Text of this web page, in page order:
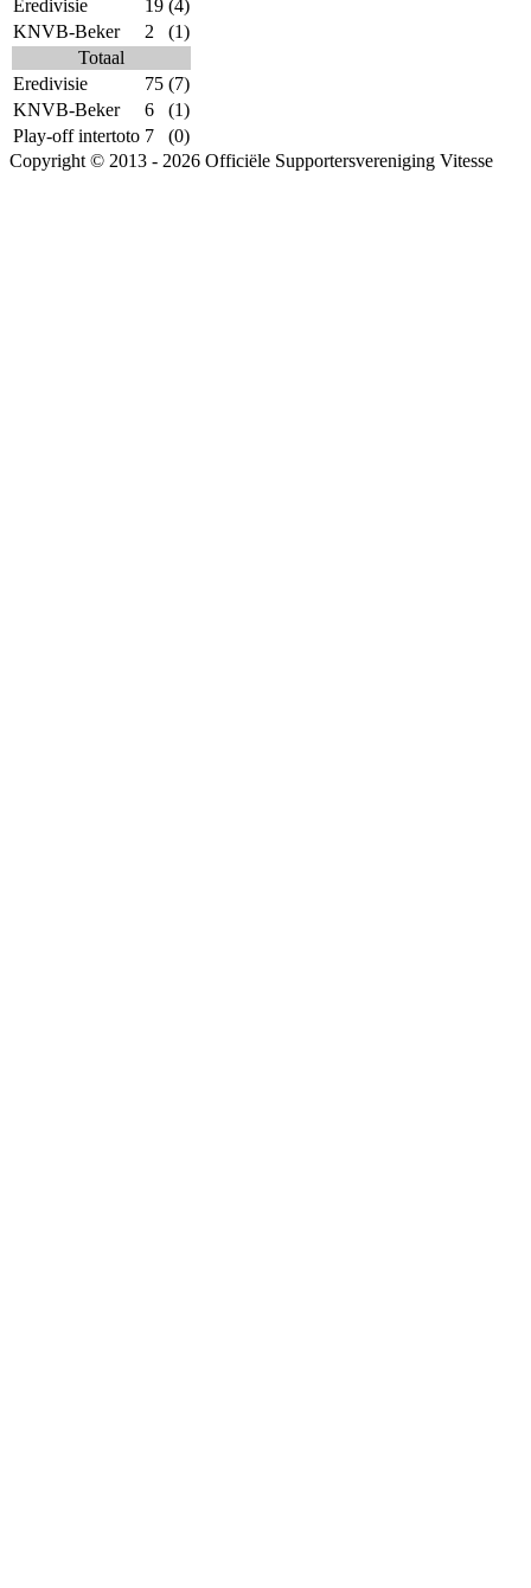
Eredivisie 19 (4)
KNVB-Beker
2
(1)
Totaal
Eredivisie
75 (7)
KNVB-Beker
6
(1)
Play-off intertoto 7
(0)
Copyright © 2013 - 2026 Officiële Supportersvereniging Vitesse